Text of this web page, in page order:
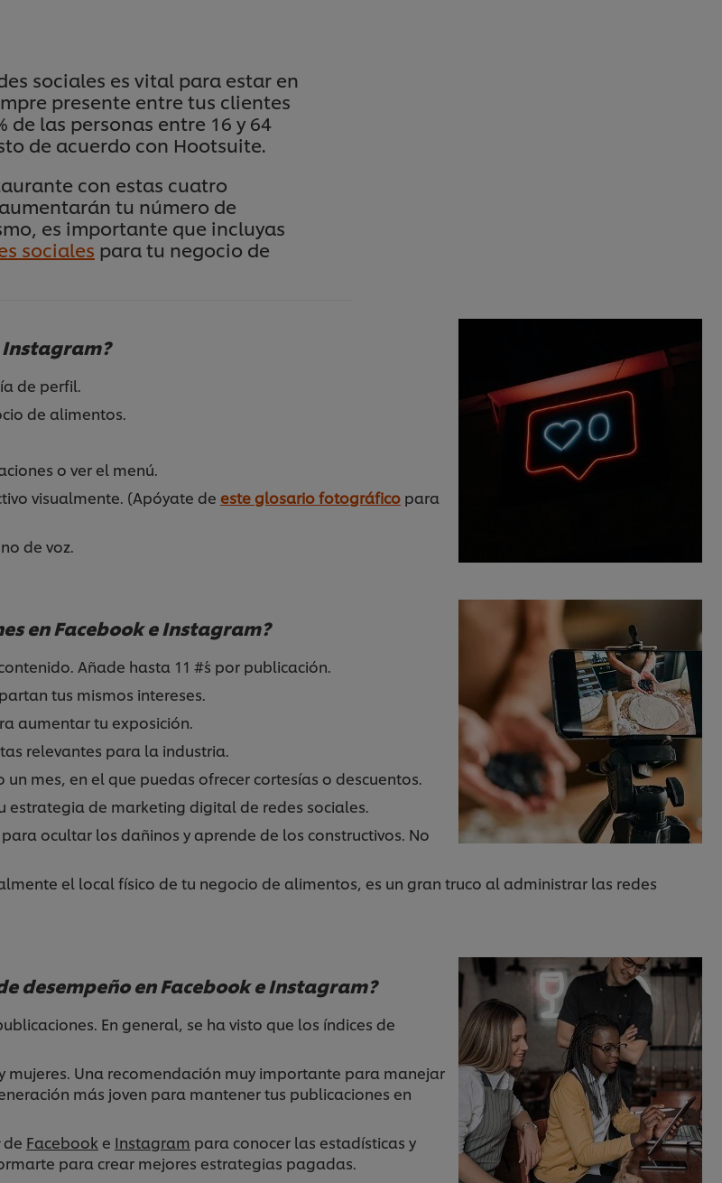
sociales es vital para estar en
presente entre tus clientes
de las personas entre 16 y 64
de acuerdo con Hootsuite.
con estas cuatro
tu número de
es importante que incluyas
sociales para tu negocio de
Instagram?
de perfil.
de alimentos.
o ver el menú.
visualmente. (Apóyate de este glosario fotográfico para
de voz.
en Facebook e Instagram?
Añade hasta 11 #´s por publicación.
tus mismos intereses.
aumentar tu exposición.
relevantes para la industria.
mes, en el que puedas ofrecer cortesías o descuentos.
estrategia de marketing digital de redes sociales.
ocultar los dañinos y aprende de los constructivos. No
el local físico de tu negocio de alimentos, es un gran truco al administrar las redes
desempeño en Facebook e Instagram?
En general, se ha visto que los índices de
mujeres. Una recomendación muy importante para manejar
más joven para mantener tus publicaciones en
de Facebook e Instagram para conocer las estadísticas y
para crear mejores estrategias pagadas.